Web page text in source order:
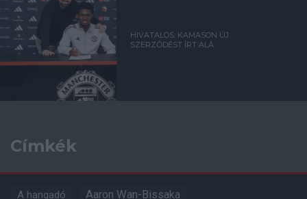
HIVATALOS: KAMASON ÚJ
SZERZŐDÉST ÍRT ALÁ
Címkék
A hangadó Aaron Wan-Bissaka